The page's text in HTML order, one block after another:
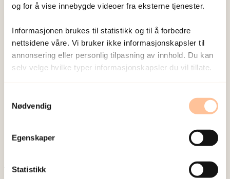
og for å vise innebygde videoer fra eksterne tjenester.
Informasjonen brukes til statistikk og til å forbedre
nettsidene våre. Vi bruker ikke informasjonskapsler til
annonsering eller personlig tilpasning av innhold. Du kan
selv velge hvilke typer informasjonskapsler du vil tillate.
Nødvendig
Egenskaper
Statistikk
Sist redigert:6. august 2026
om vold og traumatisk stress. Formålet er å bidra
til å forebygge og redusere de helsemessige og
sosiale konsekvensene som vold og traumatisk
stress kan medføre.